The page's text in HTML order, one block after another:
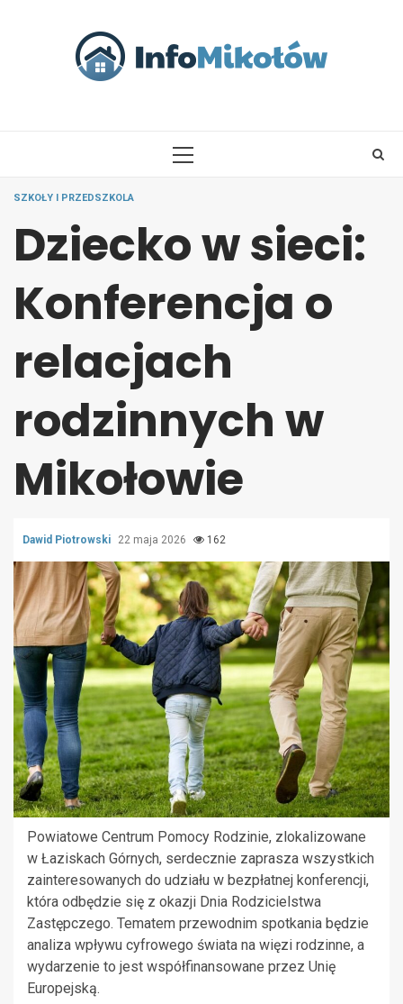
PRIMARY
SZKOŁY I PRZEDSZKOLA
Dziecko w sieci:
Konferencja o
relacjach
rodzinnych w
Mikołowie
Dawid Piotrowski 22 maja 2026 162
Powiatowe Centrum Pomocy Rodzinie, zlokalizowane
w Łaziskach Górnych, serdecznie zaprasza wszystkich
zainteresowanych do udziału w bezpłatnej konferencji,
która odbędzie się z okazji Dnia Rodzicielstwa
Zastępczego. Tematem przewodnim spotkania będzie
analiza wpływu cyfrowego świata na więzi rodzinne, a
wydarzenie to jest współfinansowane przez Unię
Europejską.